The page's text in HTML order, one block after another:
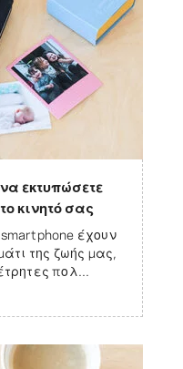
εκτυπώσετε
κινητό σας
έχουν
της ζωής μας,
πολ...